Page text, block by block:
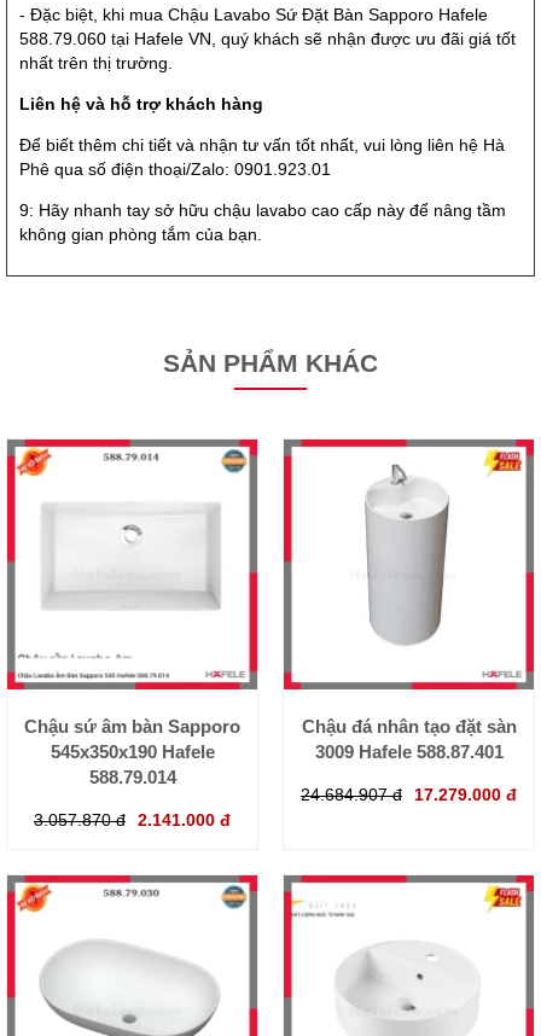
- Đặc biệt, khi mua Chậu Lavabo Sứ Đặt Bàn Sapporo Hafele
588.79.060 tại Hafele VN, quý khách sẽ nhận được ưu đãi giá tốt
nhất trên thị trường.
Liên hệ và hỗ trợ khách hàng
Để biết thêm chi tiết và nhận tư vấn tốt nhất, vui lòng liên hệ Hà
Phê qua số điện thoại/Zalo: 0901.923.01
9: Hãy nhanh tay sở hữu chậu lavabo cao cấp này để nâng tầm
không gian phòng tắm của bạn.
SẢN PHẨM KHÁC
Chậu sứ âm bàn Sapporo
545x350x190 Hafele
588.79.014
3.057.870 đ 2.141.000 đ
Chậu đá nhân tạo đặt sàn
3009 Hafele 588.87.401
24.684.907 đ 17.279.000 đ